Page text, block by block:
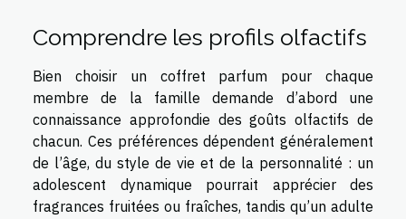
Comprendre les profils olfactifs
Bien choisir un coffret parfum pour chaque
membre de la famille demande d’abord une
connaissance approfondie des goûts olfactifs de
chacun. Ces préférences dépendent généralement
de l’âge, du style de vie et de la personnalité : un
adolescent dynamique pourrait apprécier des
fragrances fruitées ou fraîches, tandis qu’un adulte